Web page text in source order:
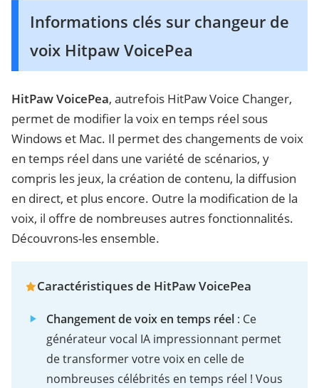
Informations clés sur changeur de
voix Hitpaw VoicePea
HitPaw VoicePea, autrefois HitPaw Voice Changer,
permet de modifier la voix en temps réel sous
Windows et Mac. Il permet des changements de voix
en temps réel dans une variété de scénarios, y
compris les jeux, la création de contenu, la diffusion
en direct, et plus encore. Outre la modification de la
voix, il offre de nombreuses autres fonctionnalités.
Découvrons-les ensemble.
Caractéristiques de HitPaw VoicePea
Changement de voix en temps réel : Ce
générateur vocal IA impressionnant permet
de transformer votre voix en celle de
nombreuses célébrités en temps réel ! Vous